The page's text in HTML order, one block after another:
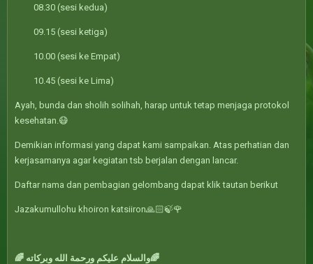
08.30 (sesi kedua)
09.15 (sesi ketiga)
10.00 (sesi ke Empat)
10.45 (sesi ke Lima)
Ayah, bunda dan sholih solihah, harap untuk tetap menjaga protokol
kesehatan.😷
Demikian informasi yang dapat kami sampaikan. Atas perhatian dan
kerjasamanya agar kegiatan tsb berjalan dengan lancar.
Daftar nama dan pembagian gelombang dapat klik tautan berikut
Jazakumullohu khoiron katsiiron🙏🏻🍃🌹
🌈 والسلام عليكم ورحمة الله وبركاته🌈